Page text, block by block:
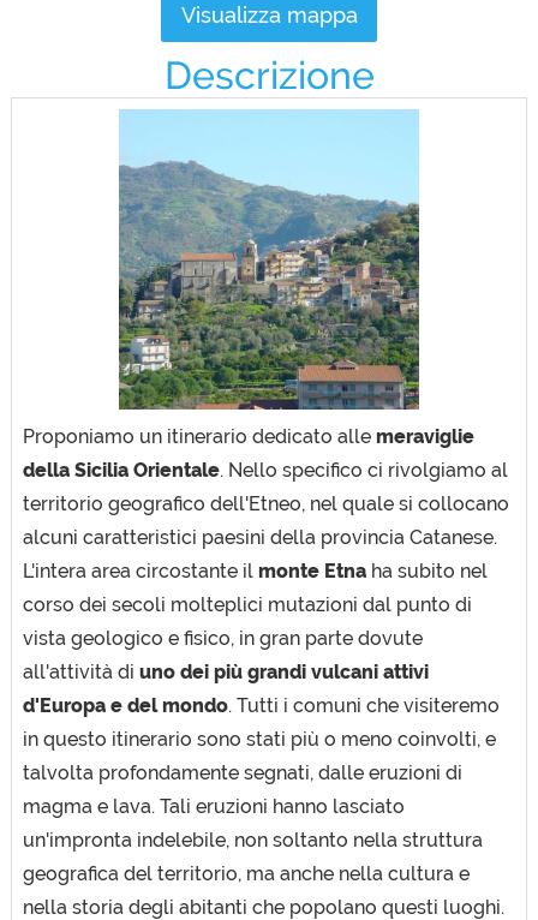
Visualizza mappa
Descrizione
Proponiamo un itinerario dedicato alle meraviglie
della Sicilia Orientale. Nello specifico ci rivolgiamo al
territorio geografico dell'Etneo, nel quale si collocano
alcuni caratteristici paesini della provincia Catanese.
L'intera area circostante il monte Etna ha subito nel
corso dei secoli molteplici mutazioni dal punto di
vista geologico e fisico, in gran parte dovute
all'attività di uno dei più grandi vulcani attivi
d'Europa e del mondo. Tutti i comuni che visiteremo
in questo itinerario sono stati più o meno coinvolti, e
talvolta profondamente segnati, dalle eruzioni di
magma e lava. Tali eruzioni hanno lasciato
un'impronta indelebile, non soltanto nella struttura
geografica del territorio, ma anche nella cultura e
nella storia degli abitanti che popolano questi luoghi.